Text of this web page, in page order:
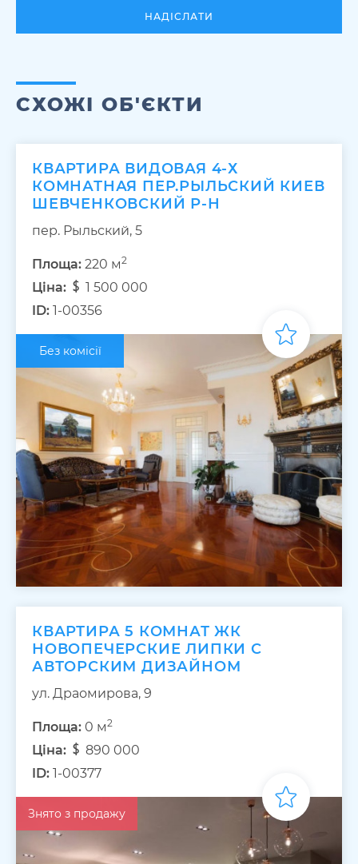
НАДІСЛАТИ
СХОЖІ ОБ'ЄКТИ
КВАРТИРА ВИДОВАЯ 4-Х
КОМНАТНАЯ ПЕР.РЫЛЬСКИЙ КИЕВ
ШЕВЧЕНКОВСКИЙ Р-Н
пер. Рыльский, 5
Площа: 220 м2
Ціна:
1 500 000
ID: 1-00356
Без комісії
КВАРТИРА 5 КОМНАТ ЖК
НОВОПЕЧЕРСКИЕ ЛИПКИ С
АВТОРСКИМ ДИЗАЙНОМ
ул. Драомирова, 9
Площа: 0 м2
Ціна:
890 000
ID: 1-00377
Знято з продажу